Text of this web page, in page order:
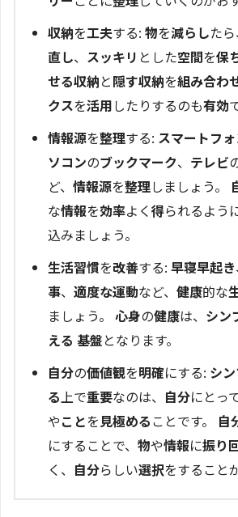
収納を工夫する: 物を減らしたら
直し、 スッキリ とした空間を保
せる収納と隠す収納を組み合わ
クスを活用したりするのも有効
情報源を整理する: スマートフ
ソコンのブックマーク、 テレビ
ど、 情報源を整理しましょう。
な情報を効率よく得られるよう
込みましょう。
生活習慣を改善する: 早寝早起き
事、 適度な運動など、 健康的な
ましょう。 心身の健康は、 シン
える 基盤となります。
自分の価値観を明確にする: シ
る上で重要なのは、 自分にとっ
やことを見極める ことです。 自
にすることで、 物や情報に振り
く、 自分らしい選択をすること